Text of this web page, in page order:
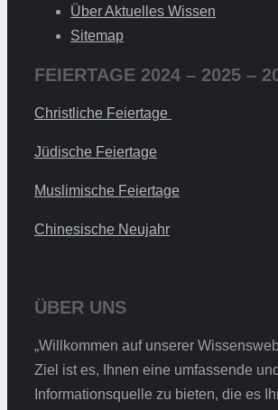
Über Aktuelles Wissen
Sitemap
FEIERTAGE 2024 – 2025 –
Christliche Feiertage
Jüdische Feiertage
Muslimische Feiertage
Chinesische Neujahr
ÜBER UNS
„Willkommen auf unserer
Ziel ist es, Ihnen eine umfassende
Informationsquelle zu bieten, die es